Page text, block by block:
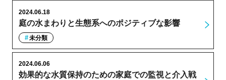
庭の水まわりと生態系へのポジティブな影響
2024.06.18
未分類
効果的な水質保持のための家庭での監視と介入戦
2024.06.06